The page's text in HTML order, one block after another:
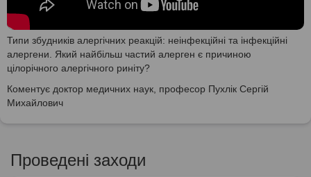
Типи збудників алергічних реакцій: неінфекційні та інфекційні
алергени. Який найбільш частий алерген є причиною
цілорічного алергічного риніту?
Коментує доктор медичних наук, професор Пухлік Сергій
Михайлович
Проведені заходи